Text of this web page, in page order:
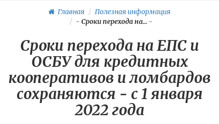
Главная
Полезная информация
- Сроки перехода на...-
Сроки перехода на ЕПС и
ОСБУ для кредитных
кооперативов и ломбардов
сохраняются - с 1 января
2022 года